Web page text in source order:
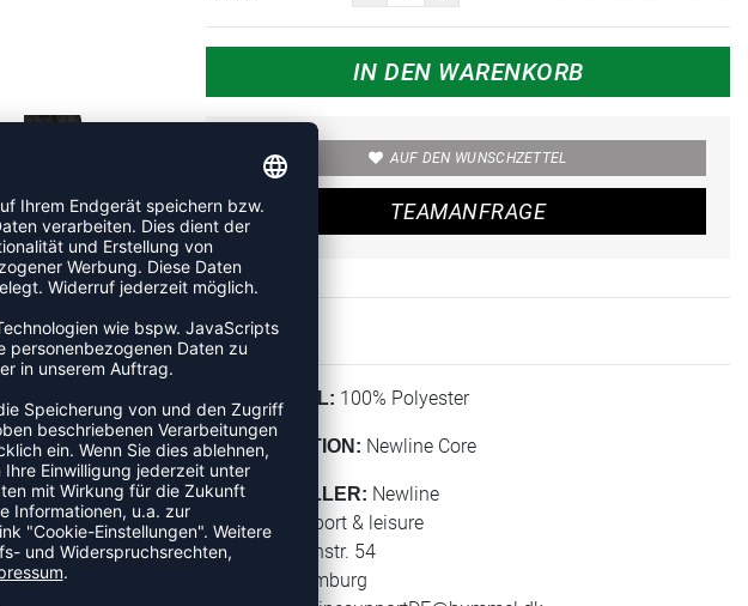
IN DEN WARENKORB
AUF DEN WUNSCHZETTEL
TEAMANFRAGE
ausgelegt. Der
ist Teil der Newline
MATERIAL: 100% Polyester
KOLLEKTION: Newline Core
HERSTELLER: Newline
hummel sport & leisure
Leverkusenstr. 54
22761 Hamburg